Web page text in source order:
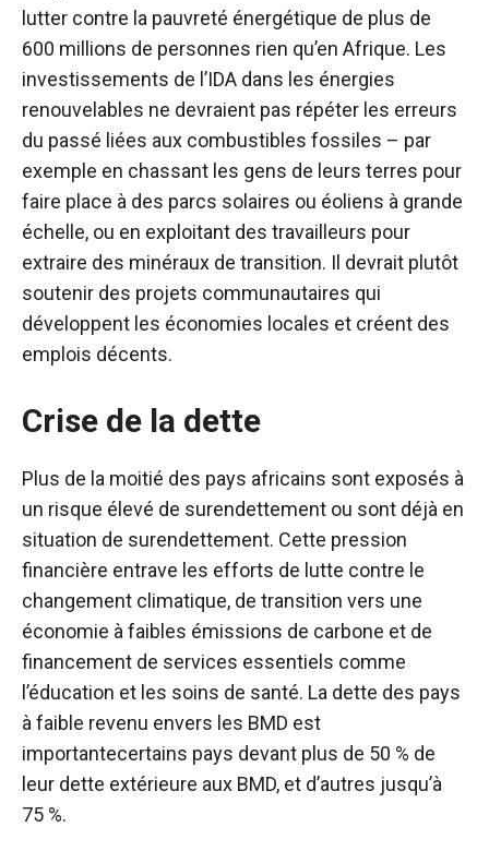
lutter contre la pauvreté énergétique de plus de
600 millions de personnes rien qu’en Afrique. Les
investissements de l’IDA dans les énergies
renouvelables ne devraient pas répéter les erreurs
du passé liées aux combustibles fossiles – par
exemple en chassant les gens de leurs terres pour
faire place à des parcs solaires ou éoliens à grande
échelle, ou en exploitant des travailleurs pour
extraire des minéraux de transition. Il devrait plutôt
soutenir des projets communautaires qui
développent les économies locales et créent des
emplois décents.
Crise de la dette
Plus de la moitié des pays africains sont exposés à
un risque élevé de surendettement ou sont déjà en
situation de surendettement. Cette pression
financière entrave les efforts de lutte contre le
changement climatique, de transition vers une
économie à faibles émissions de carbone et de
financement de services essentiels comme
l’éducation et les soins de santé. La dette des pays
à faible revenu envers les BMD est
importantecertains pays devant plus de 50 % de
leur dette extérieure aux BMD, et d’autres jusqu’à
75 %.